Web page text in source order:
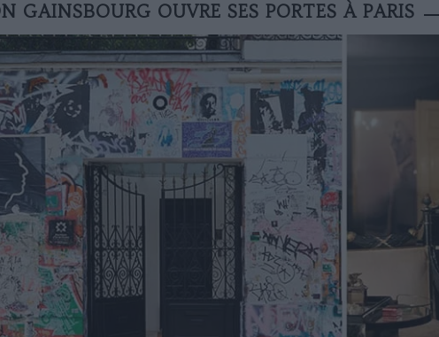
GAINSBOURG OUVRE SES PORTES À PARIS